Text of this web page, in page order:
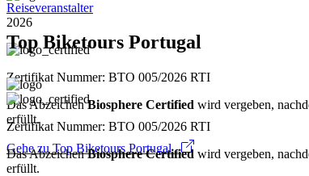
2026
Zertifikat Nummer: BTO 005/2026 RTI
Das AbzeichenBiosphere Certified wird vergeben,
erfüllt.
Gehe zu Top Biketours Portugal
Reiseveranstalter
Top Biketours Portugal
Zertifikat Nummer: BTO 005/2026 RTI
Das AbzeichenBiosphere Certified wird vergeben,
erfüllt.